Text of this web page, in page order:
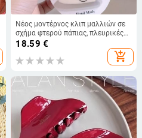
Νέος μοντέρνος κλιπ μαλλιών σε
σχήμα φτερού πάπιας, πλευρικές
φράντζες, κορεατικά γράμματα
18.59 €
add_shopping_cart